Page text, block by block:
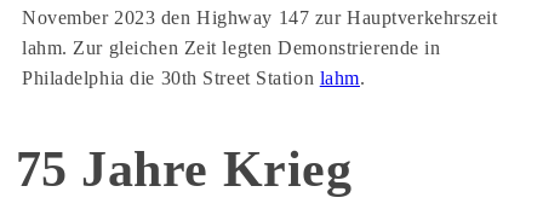
November 2023 den Highway 147 zur Hauptverkehrszeit
lahm. Zur gleichen Zeit legten Demonstrierende in
Philadelphia die 30th Street Station lahm.
75 Jahre Krieg